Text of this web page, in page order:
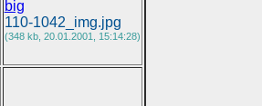
big
110-1042_img.jpg
(348 kb, 20.01.2001, 15:14:28)